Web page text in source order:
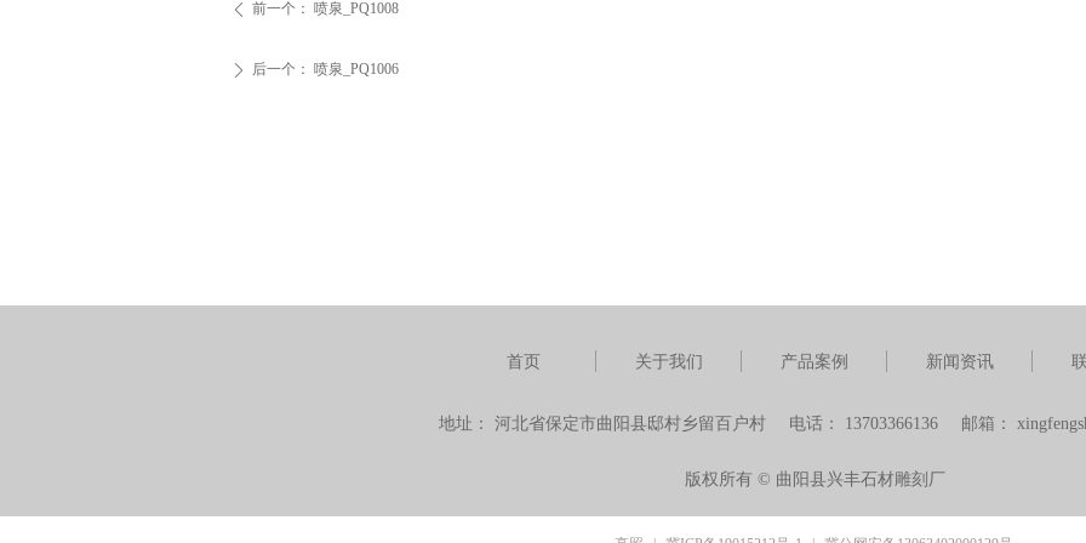
ꄴ 前一个： 喷泉_PQ1008
ꄲ 后一个： 喷泉_PQ1006
版权所有 © 曲阳县兴丰石材雕刻厂
首页 关于我们 产品案例 新闻资讯
地址： 河北省保定市曲阳县邸村乡留百户村 电话： 13703366136 邮箱：